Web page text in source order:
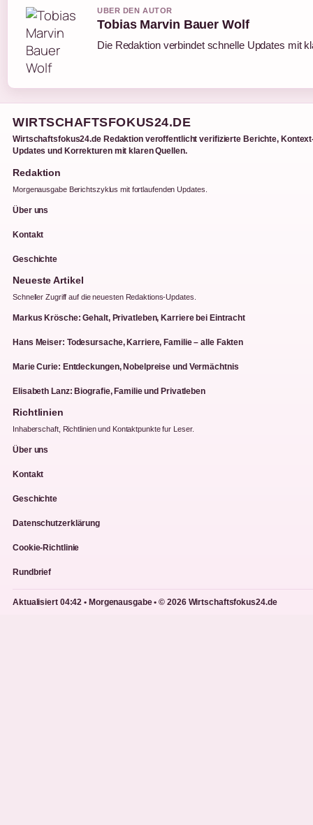
UBER DEN AUTOR
Tobias Marvin Bauer Wolf
Die Redaktion verbindet schnelle Updates mit
WIRTSCHAFTSFOKUS24.DE
Wirtschaftsfokus24.de Redaktion veroffentlicht verifizierte Berichte,
Updates und Korrekturen mit klaren Quellen.
Redaktion
Morgenausgabe Berichtszyklus mit fortlaufenden Updates.
Über uns
Kontakt
Geschichte
Neueste Artikel
Schneller Zugriff auf die neuesten Redaktions-Updates.
Markus Krösche: Gehalt, Privatleben, Karriere bei Eintracht
Hans Meiser: Todesursache, Karriere, Familie – alle Fakten
Marie Curie: Entdeckungen, Nobelpreise und Vermächtnis
Elisabeth Lanz: Biografie, Familie und Privatleben
Richtlinien
Inhaberschaft, Richtlinien und Kontaktpunkte fur Leser.
Über uns
Kontakt
Geschichte
Datenschutzerklärung
Cookie-Richtlinie
Rundbrief
Aktualisiert 04:42 • Morgenausgabe • © 2026 Wirtschaftsfokus24.de